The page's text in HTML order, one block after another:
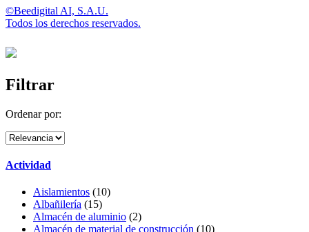
©Beedigital AI, S.A.U.
Todos los derechos reservados.
Filtrar
Ordenar por:
Actividad
Aislamientos (10)
Albañilería (15)
Almacén de aluminio (2)
Almacén de material de construcción (10)